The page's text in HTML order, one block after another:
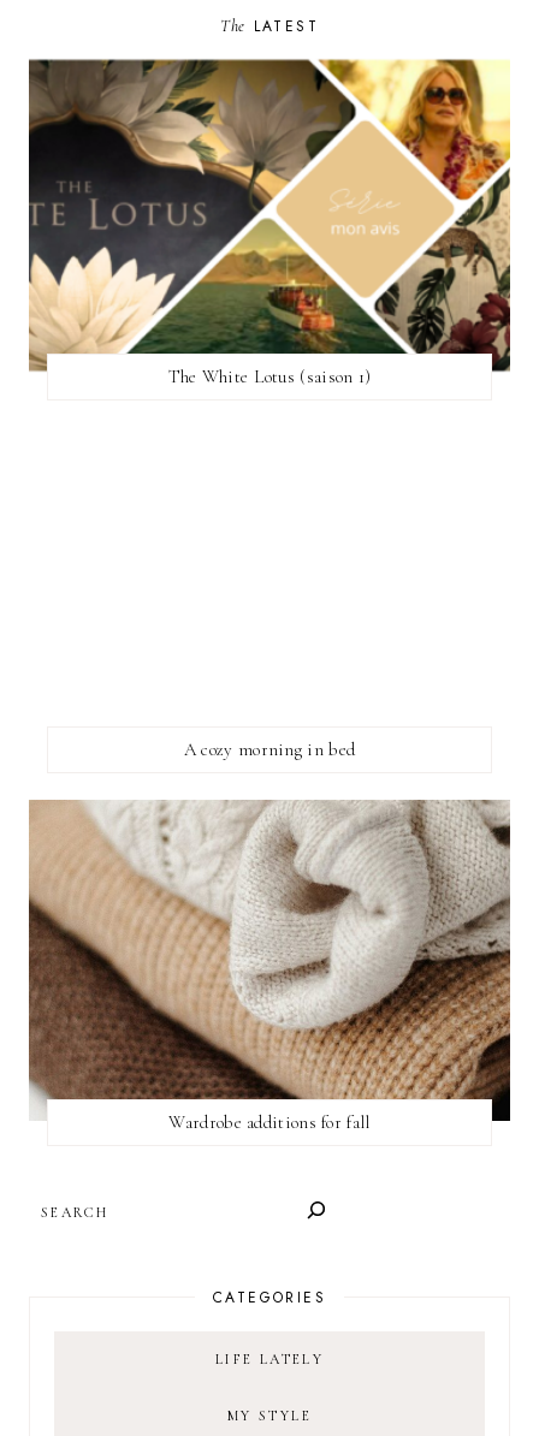
The LATEST
The White Lotus (saison 1)
A cozy morning in bed
Wardrobe additions for fall
CATEGORIES
LIFE LATELY
MY STYLE